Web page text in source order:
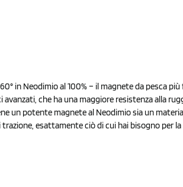
in Neodimio al 100% – il magnete da pesca
che ha una maggiore resistenza alla
un potente magnete al Neodimio sia un
esattamente ciò di cui hai bisogno per